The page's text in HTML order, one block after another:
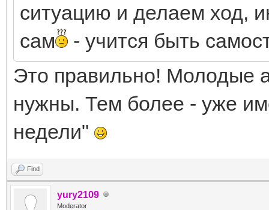
ситуацию и делаем ход,
сам
- учится быть
Это правильно! Молодые
нужны. Тем более - уже
недели"
Find
yury2109
Moderator